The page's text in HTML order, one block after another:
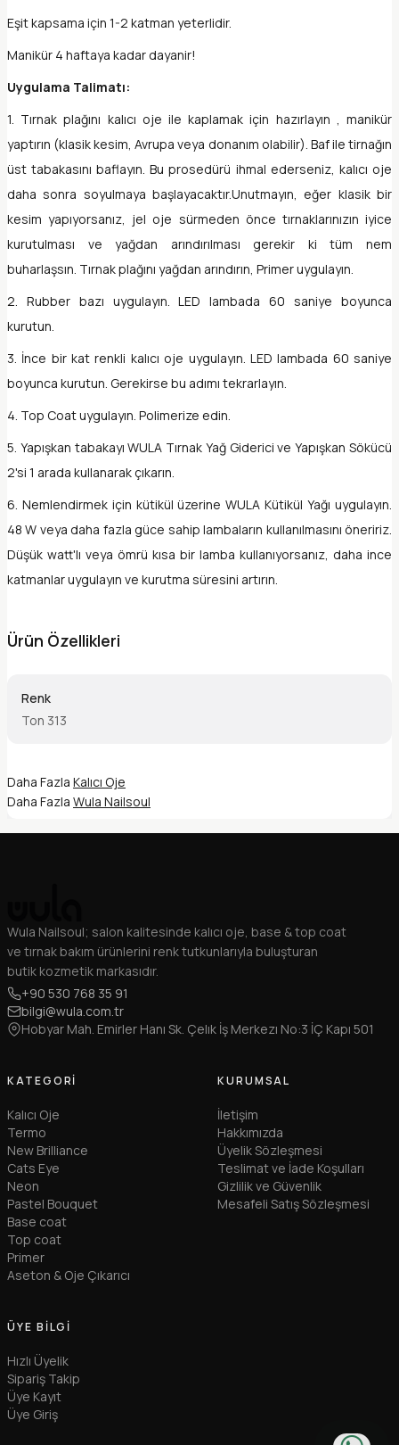
Eşit kapsama için 1-2 katman yeterlidir.
Manikür 4 haftaya kadar dayanir!
Uygulama Talimatı:
1. Tırnak plağını kalıcı oje ile kaplamak için hazırlayın , manikür
yaptırın (klasik kesim, Avrupa veya donanım olabilir). Baf ile tirnağın
üst tabakasını baflayın. Bu prosedürü ihmal ederseniz, kalıcı oje
daha sonra soyulmaya başlayacaktır.Unutmayın, eğer klasik bir
kesim yapıyorsanız, jel oje sürmeden önce tırnaklarınızın iyice
kurutulması ve yağdan arındırılması gerekir ki tüm nem
buharlaşsın. Tırnak plağını yağdan arındırın, Primer uygulayın.
2. Rubber bazı uygulayın. LED lambada 60 saniye boyunca
kurutun.
3. İnce bir kat renkli kalıcı oje uygulayın. LED lambada 60 saniye
boyunca kurutun. Gerekirse bu adımı tekrarlayın.
4. Top Coat uygulayın. Polimerize edin.
5. Yapışkan tabakayı WULA Tırnak Yağ Giderici ve Yapışkan Sökücü
2'si 1 arada kullanarak çıkarın.
6. Nemlendirmek için kütikül üzerine WULA Kütikül Yağı uygulayın.
48 W veya daha fazla güce sahip lambaların kullanılmasını öneririz.
Düşük watt'lı veya ömrü kısa bir lamba kullanıyorsanız, daha ince
katmanlar uygulayın ve kurutma süresini artırın.
Ürün Özellikleri
Renk
Ton 313
Daha Fazla Kalıcı Oje
Daha Fazla Wula Nailsoul
Wula Nailsoul; salon kalitesinde kalıcı oje, base & top coat
ve tırnak bakım ürünlerini renk tutkunlarıyla buluşturan
butik kozmetik markasıdır.
+90 530 768 35 91
bilgi@wula.com.tr
Hobyar Mah. Emirler Hanı Sk. Çelık İş Merkezı No:3 İÇ Kapı 501
KATEGORI
Kalıcı Oje
Termo
New Brilliance
Cats Eye
Neon
Pastel Bouquet
Base coat
Top coat
Primer
Aseton & Oje Çıkarıcı
KURUMSAL
İletişim
Hakkımızda
Üyelik Sözleşmesi
Teslimat ve İade Koşulları
Gizlilik ve Güvenlik
Mesafeli Satış Sözleşmesi
ÜYE BILGI
Hızlı Üyelik
Sipariş Takip
Üye Kayıt
Üye Giriş